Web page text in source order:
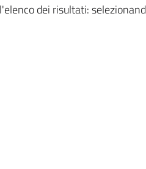
dei risultati: